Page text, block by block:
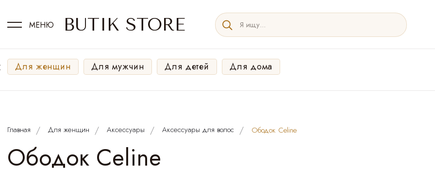
МЕНЮ BUTIK STORE
Для женщин Для мужчин Для детей Для дома
Главная Для женщин Аксессуары Аксессуары для волос Ободок Сeline
Ободок Сeline